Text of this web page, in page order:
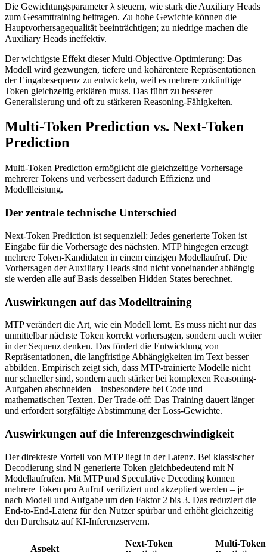
Die Gewichtungsparameter λ steuern, wie stark die Auxiliary Heads
zum Gesamttraining beitragen. Zu hohe Gewichte können die
Hauptvorhersagequalität beeinträchtigen; zu niedrige machen die
Auxiliary Heads ineffektiv.
Der wichtigste Effekt dieser Multi-Objective-Optimierung: Das
Modell wird gezwungen, tiefere und kohärentere Repräsentationen
der Eingabesequenz zu entwickeln, weil es mehrere zukünftige
Token gleichzeitig erklären muss. Das führt zu besserer
Generalisierung und oft zu stärkeren Reasoning-Fähigkeiten.
Multi-Token Prediction vs. Next-Token
Prediction
Multi-Token Prediction ermöglicht die gleichzeitige Vorhersage
mehrerer Tokens und verbessert dadurch Effizienz und
Modellleistung.
Der zentrale technische Unterschied
Next-Token Prediction ist sequenziell: Jedes generierte Token ist
Eingabe für die Vorhersage des nächsten. MTP hingegen erzeugt
mehrere Token-Kandidaten in einem einzigen Modellaufruf. Die
Vorhersagen der Auxiliary Heads sind nicht voneinander abhängig –
sie werden alle auf Basis desselben Hidden States berechnet.
Auswirkungen auf das Modelltraining
MTP verändert die Art, wie ein Modell lernt. Es muss nicht nur das
unmittelbar nächste Token korrekt vorhersagen, sondern auch weiter
in der Sequenz denken. Das fördert die Entwicklung von
Repräsentationen, die langfristige Abhängigkeiten im Text besser
abbilden. Empirisch zeigt sich, dass MTP-trainierte Modelle nicht
nur schneller sind, sondern auch stärker bei komplexen Reasoning-
Aufgaben abschneiden – insbesondere bei Code und
mathematischen Texten. Der Trade-off: Das Training dauert länger
und erfordert sorgfältige Abstimmung der Loss-Gewichte.
Auswirkungen auf die Inferenzgeschwindigkeit
Der direkteste Vorteil von MTP liegt in der Latenz. Bei klassischer
Decodierung sind N generierte Token gleichbedeutend mit N
Modellaufrufen. Mit MTP und Speculative Decoding können
mehrere Token pro Aufruf verifiziert und akzeptiert werden – je
nach Modell und Aufgabe um den Faktor 2 bis 3. Das reduziert die
End-to-End-Latenz für den Nutzer spürbar und erhöht gleichzeitig
den Durchsatz auf KI-Inferenzservern.
Aspekt
Next-Token
Multi-Token